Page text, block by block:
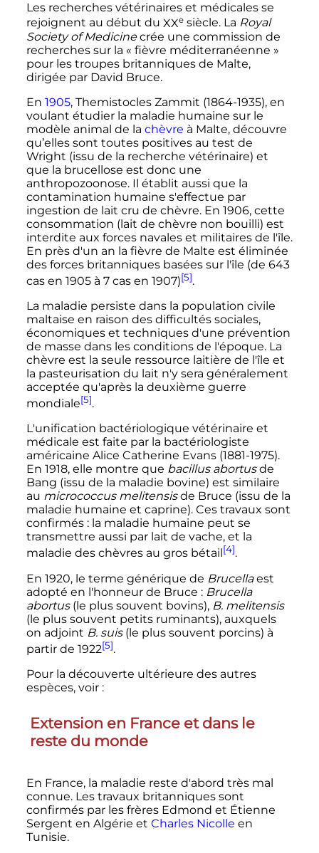
Les recherches vétérinaires et médicales se
rejoignent au début du XXe siècle. La Royal
Society of Medicinecrée une commission de
recherches sur la « fièvre méditerranéenne »
pour les troupes britanniques de Malte,
dirigée par David Bruce.
En 1905, Themistocles Zammit (1864-1935), en
voulant étudier la maladie humaine sur le
modèle animal de la chèvre à Malte, découvre
qu’elles sont toutes positives au test de
Wright (issu de la recherche vétérinaire) et
que la brucellose est donc une
anthropozoonose. Il établit aussi que la
contamination humaine s'effectue par
ingestion de lait cru de chèvre. En 1906, cette
consommation (lait de chèvre non bouilli) est
interdite aux forces navales et militaires de l'île.
En près d'un an la fièvre de Malte est éliminée
des forces britanniques basées sur l'île (de 643
cas en 1905 à 7 cas en 1907)[5].
La maladie persiste dans la population civile
maltaise en raison des difficultés sociales,
économiques et techniques d'une prévention
de masse dans les conditions de l'époque. La
chèvre est la seule ressource laitière de l'île et
la pasteurisation du lait n'y sera généralement
acceptée qu'après la deuxième guerre
mondiale[5].
L'unification bactériologique vétérinaire et
médicale est faite par la bactériologiste
américaine Alice Catherine Evans (1881-1975).
En 1918, elle montre que bacillus abortusde
Bang (issu de la maladie bovine) est similaire
au micrococcus melitensisde Bruce (issu de la
maladie humaine et caprine). Ces travaux sont
confirmés : la maladie humaine peut se
transmettre aussi par lait de vache, et la
maladie des chèvres au gros bétail [4].
En 1920, le terme générique de Brucellaest
adopté en l'honneur de Bruce : Brucella
abortus(le plus souvent bovins), B. melitensis
(le plus souvent petits ruminants), auxquels
on adjoint B. suis(le plus souvent porcins) à
partir de 1922[5].
Pour la découverte ultérieure des autres
espèces, voir :
Extension en France et dans le
reste du monde
En France, la maladie reste d'abord très mal
connue. Les travaux britanniques sont
confirmés par les frères Edmond et Étienne
Sergent en Algérie et Charles Nicolle en
Tunisie.